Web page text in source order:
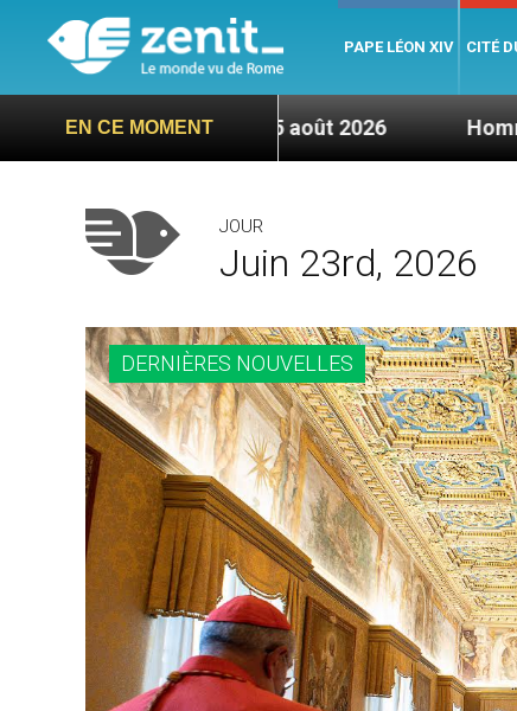
PAPE LÉON XIV CITÉ
EN CE MOMENT
mercredi 5 août 2026 Hommage du Saint-
JOUR
Juin 23rd, 2026
DERNIÈRES NOUVELLES